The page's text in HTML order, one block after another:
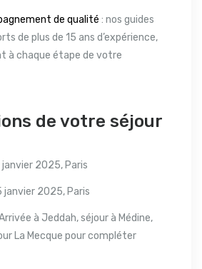
de qualité : nos guides
de plus de 15 ans d’expérience,
à chaque étape de votre
de votre séjour
janvier 2025, Paris
janvier 2025, Paris
à Jeddah, séjour à Médine,
La Mecque pour compléter